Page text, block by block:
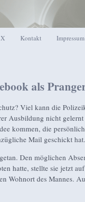
Kontakt Impressum
als
Viel kann die
Ausbildung nicht gelernt
kommen, die
Mail geschickt hat.
Den möglichen
hatte, stellte sie jetzt
Wohnort des Mannes.